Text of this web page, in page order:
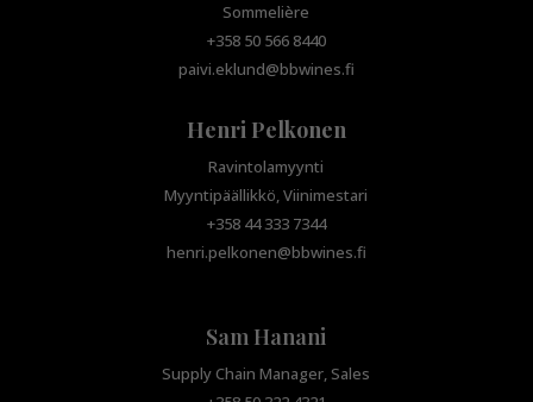
Sommelière
+358 50 566 8440
paivi.eklund@bbwines.fi
Henri Pelkonen
Ravintolamyynti
Myyntipäällikkö, Viinimestari
+358 44 333 7344
henri.pelkonen@bbwines.fi
Sam Hanani
Supply Chain Manager, Sales